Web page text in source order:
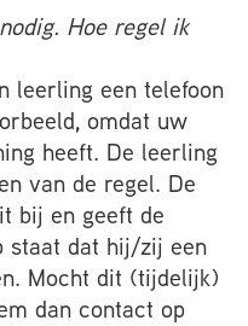
Hoe regel ik
leerling een telefoon
omdat uw
heeft. De leerling
van de regel. De
bij en geeft de
staat dat hij/zij een
Mocht dit (tijdelijk)
dan contact op